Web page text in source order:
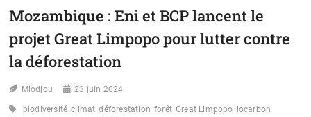
Mozambique : Eni et BCP lancent le
projet Great Limpopo pour lutter contre
la déforestation
Miodjou 23 juin 2024
biodiversité climat déforestation forêt Great Limpopo iocarbon